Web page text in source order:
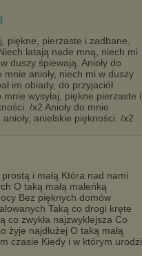
piękne, pierzaste i zadbane,
latają nade mną, niech mi
duszy śpiewają. Anioły do
mnie anioły, niech mi w duszy
im obiady, do przyjaciół
wysyłaj, piękne pierzaste i
/x2 Anioły do mnie
anielskie piękności. /x2
i małą Która nad nami
O taką małą maleńką
Bez pięknych domów
Taką co drogi kręte
co zwykła najzwyklejsza Co
żyje najdłużej O taką małą
czasie Kiedy i w którym urodzi